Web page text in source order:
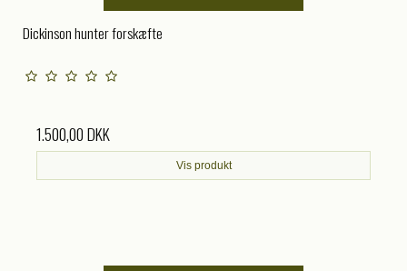
Dickinson hunter forskæfte
1.500,00 DKK
Vis produkt